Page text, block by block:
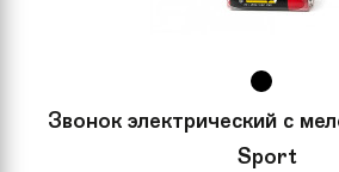
Звонок электрический с
Sport